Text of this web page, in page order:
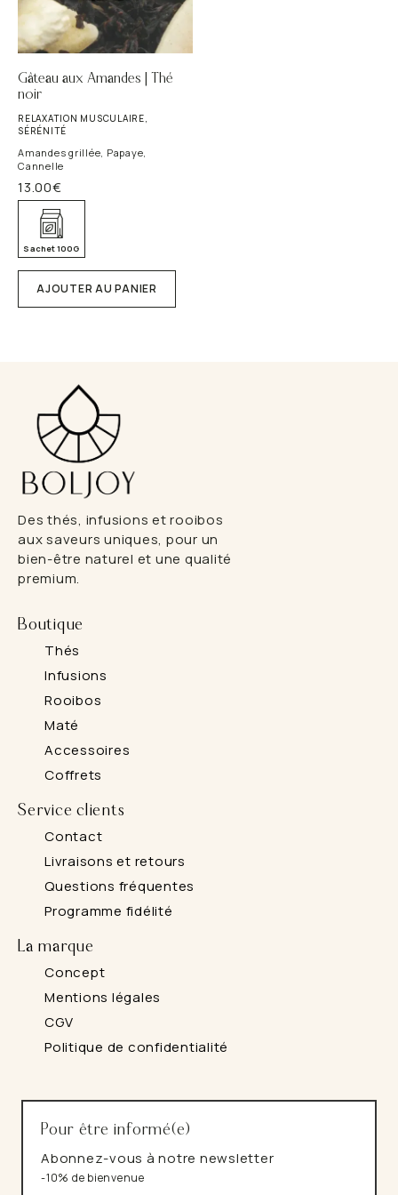
Gâteau aux Amandes | Thé
noir
RELAXATION MUSCULAIRE,
SÉRÉNITÉ
Amandes grillée, Papaye,
Cannelle
13.00€
Sachet 100G
AJOUTER AU PANIER
Des thés, infusions et rooibos
aux saveurs uniques, pour un
bien-être naturel et une qualité
premium.
Boutique
Thés
Infusions
Rooibos
Maté
Accessoires
Coffrets
Service clients
Contact
Livraisons et retours
Questions fréquentes
Programme fidélité
La marque
Concept
Mentions légales
CGV
Politique de confidentialité
Pour être informé(e)
Abonnez-vous à notre newsletter
-10% de bienvenue